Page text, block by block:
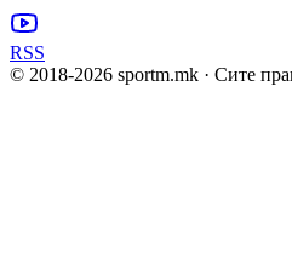
RSS
© 2018-2026 sportm.mk · Сите